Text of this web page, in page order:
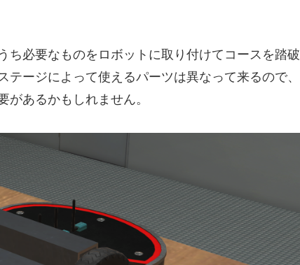
ち必要なものをロボットに取り付けてコースを踏破
ージによって使えるパーツは異なって来るので、
あるかもしれません。